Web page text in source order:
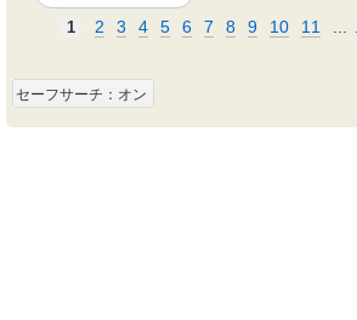
1 2 3 4 5 6 7 8 9 10 11
セーフサーチ：オン